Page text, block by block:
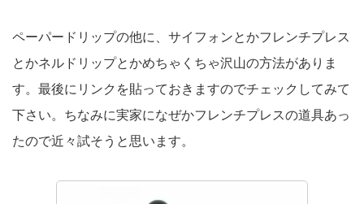
ペーパードリップの他に、サイフォンとかフレンチプレス
とかネルドリップとかめちゃくちゃ沢山の方法がありま
す。最後にリンクを貼っておきますのでチェックしてみて
下さい。ちなみに実家になぜかフレンチプレスの道具あっ
たので近々試そうと思います。